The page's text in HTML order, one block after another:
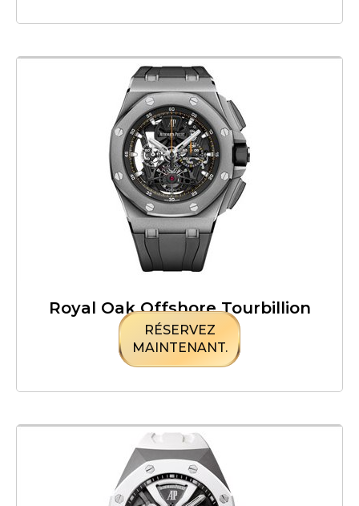
Royal Oak Offshore Tourbillion
RÉSERVEZ
MAINTENANT.